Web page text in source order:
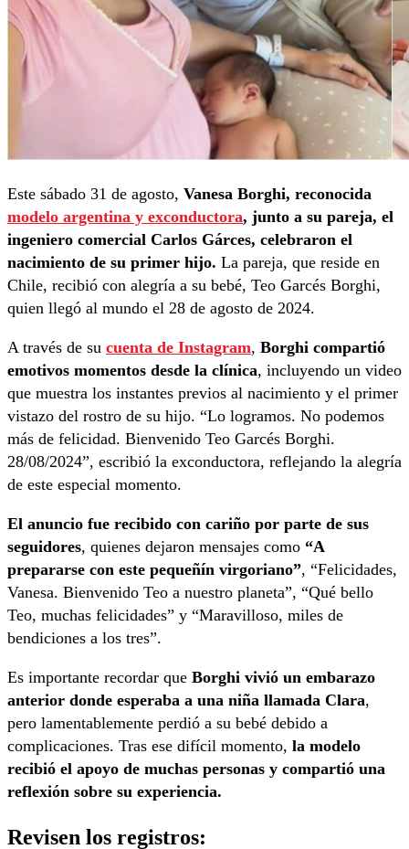
Este sábado 31 de agosto, Vanesa Borghi, reconocida
modelo argentina y exconductora, junto a su pareja, el
ingeniero comercial Carlos Gárces, celebraron el
nacimiento de su primer hijo. La pareja, que reside en
Chile, recibió con alegría a su bebé, Teo Garcés Borghi,
quien llegó al mundo el 28 de agosto de 2024.
A través de su cuenta de Instagram, Borghi compartió
emotivos momentos desde la clínica, incluyendo un video
que muestra los instantes previos al nacimiento y el primer
vistazo del rostro de su hijo. “Lo logramos. No podemos
más de felicidad. Bienvenido Teo Garcés Borghi.
28/08/2024”, escribió la exconductora, reflejando la alegría
de este especial momento.
El anuncio fue recibido con cariño por parte de sus
seguidores, quienes dejaron mensajes como “A
prepararse con este pequeñín virgoriano”, “Felicidades,
Vanesa. Bienvenido Teo a nuestro planeta”, “Qué bello
Teo, muchas felicidades” y “Maravilloso, miles de
bendiciones a los tres”.
Es importante recordar que Borghi vivió un embarazo
anterior donde esperaba a una niña llamada Clara,
pero lamentablemente perdió a su bebé debido a
complicaciones. Tras ese difícil momento, la modelo
recibió el apoyo de muchas personas y compartió una
reflexión sobre su experiencia.
Revisen los registros: